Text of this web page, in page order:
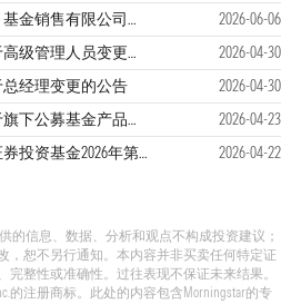
关于终止中证金牛（北京）基金销售有限公司办理本公司旗下基金销售业务的公告
2026-06-06
华安基金管理有限公司关于高级管理人员变更的公告
2026-04-30
经理变更的公告
2026-04-30
华安基金管理有限公司关于旗下公募基金产品在直销平台实施认购及申购费率优惠的公告
2026-04-23
华安安康灵活配置混合型证券投资基金2026年第1季度报告 2026-04-22
的信息、数据、分析和观点不构成投资建议；
，恕不另行通知。本内容并非买卖任何特定证
整性或准确性。过往表现不保证未来结果。
的注册商标。此处的内容包含Morningstar的专